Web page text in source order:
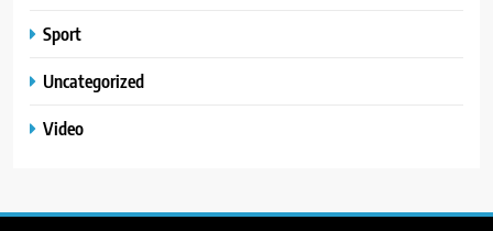
Sport
Uncategorized
Video